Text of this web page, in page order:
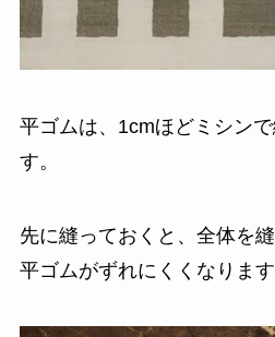
平ゴムは、1cmほどミシン
す。
先に縫っておくと、全体を
平ゴムがずれにくくなります